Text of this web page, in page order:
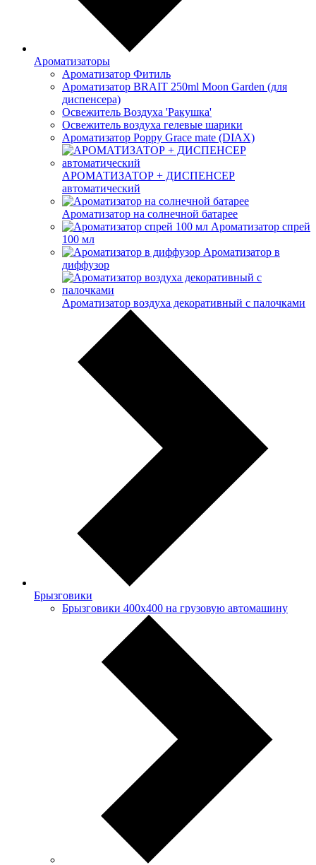
Ароматизаторы
Ароматизатор Фитиль
Ароматизатор BRAIT 250ml Moon Garden (для
диспенсера)
Освежитель Воздуха 'Ракушка'
Освежитель воздуха гелевые шарики
Ароматизатор Poppy Grace mate (DIAX)
АРОМАТИЗАТОР + ДИСПЕНСЕР
автоматический
Ароматизатор на солнечной батарее
Ароматизатор спрей
100 мл
Ароматизатор в
диффузор
Ароматизатор воздуха декоративный с палочками
Брызговики
Брызговики 400х400 на грузовую автомашину